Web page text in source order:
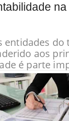
entidades
aos
é parte